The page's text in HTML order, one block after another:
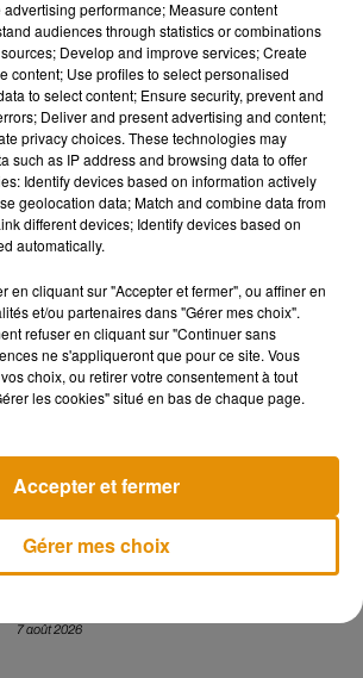
au total est estimé à 500 000 euros. Les
de fonds espèrent au moins 10 000
les plus petits budgets qui souhaitent
opération de sauvegarde, vous pouvez
à 50 euros, ainsi vous obtiendrez
a tout juste une semaine, la collecte en
contributeurs et la cagnotte récoltée
Vous avez encore jusqu’au 25
propriétaire d’un petit bout de ce
7 août 2026
performance; Measure content
audiences through statistics or combinations
Develop and improve services; Create
content; Use profiles to select personalised
to select content; Ensure security, prevent and
Deliver and present advertising and content;
privacy choices. These technologies may
such as IP address and browsing data to offer
Identify devices based on information actively
geolocation data; Match and combine data from
different devices; Identify devices based on
automatically.
en cliquant sur "Accepter et fermer", ou affiner en
et/ou partenaires dans "Gérer mes choix".
refuser en cliquant sur "Continuer sans
ne s'appliqueront que pour ce site. Vous
choix, ou retirer votre consentement à tout
les cookies" situé en bas de chaque page.
Gérer mes choix
Accepter et fermer